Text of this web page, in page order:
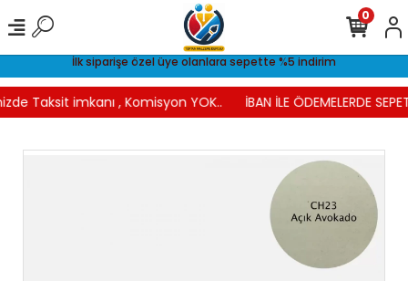
İlk siparişe özel üye olanlara sepette %5 indirim
Taksit imkanı , Komisyon YOK.. İBAN İLE ÖDEMELERDE
0